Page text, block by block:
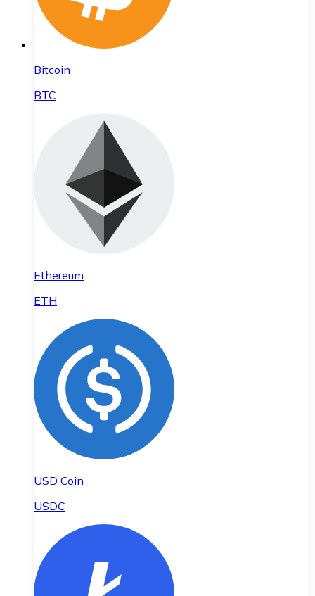
Bitcoin
BTC
Ethereum
ETH
USD Coin
USDC